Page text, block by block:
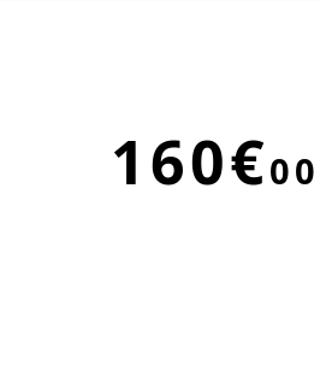
160€00